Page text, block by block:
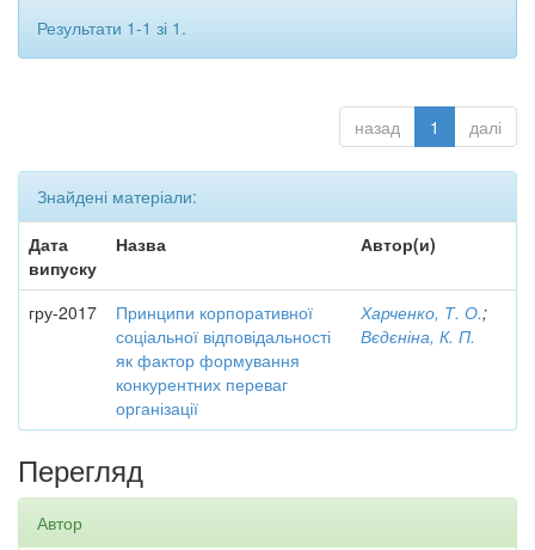
Результати 1-1 зі 1.
назад 1 далі
Знайдені матеріали:
Дата
випуску
Назва Автор(и)
гру-2017
Принципи корпоративної
соціальної відповідальності
як фактор формування
конкурентних переваг
організації
Харченко, Т. О.;
Вєдєніна, К. П.
Перегляд
Автор